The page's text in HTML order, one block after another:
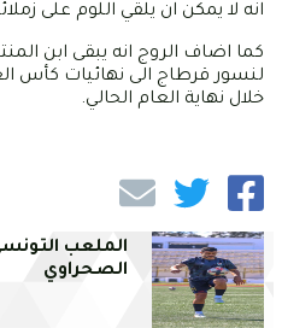
انه لا يمكن ان يلقي اللوم على
كما اضاف الروج انه يبقى ابن
لنسور قرطاج الى نهائيات كأس
خلال نهاية العام الحالي.
الملعب
الصحراوي